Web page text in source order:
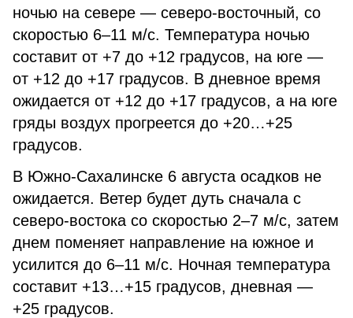
ночью на севере — северо-восточный, со
скоростью 6–11 м/с. Температура ночью
составит от +7 до +12 градусов, на юге —
от +12 до +17 градусов. В дневное время
ожидается от +12 до +17 градусов, а на юге
гряды воздух прогреется до +20…+25
градусов.
В Южно-Сахалинске 6 августа осадков не
ожидается. Ветер будет дуть сначала с
северо-востока со скоростью 2–7 м/с, затем
днем поменяет направление на южное и
усилится до 6–11 м/с. Ночная температура
составит +13…+15 градусов, дневная —
+25 градусов.